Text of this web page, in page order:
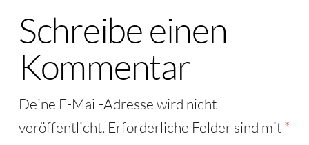
Schreibe einen
Kommentar
Deine E-Mail-Adresse wird nicht
veröffentlicht. Erforderliche Felder sind mit*